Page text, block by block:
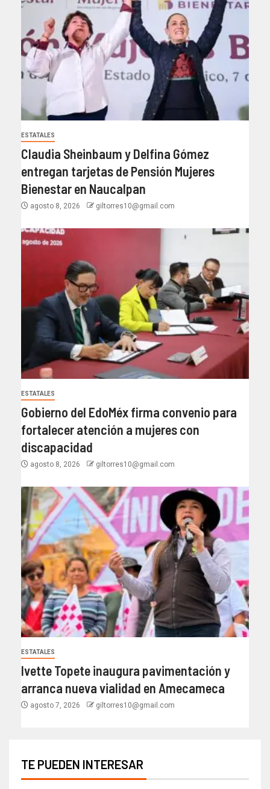
ESTATALES
Claudia Sheinbaum y Delfina Gómez
entregan tarjetas de Pensión Mujeres
Bienestar en Naucalpan
agosto 8, 2026 giltorres10@gmail.com
ESTATALES
Gobierno del EdoMéx firma convenio para
fortalecer atención a mujeres con
discapacidad
agosto 8, 2026 giltorres10@gmail.com
ESTATALES
Ivette Topete inaugura pavimentación y
arranca nueva vialidad en Amecameca
agosto 7, 2026 giltorres10@gmail.com
TE PUEDEN INTERESAR